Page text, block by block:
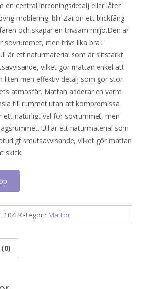
en central inredningsdetalj eller låter
möblering, blir Zairon ett blickfång
och skapar en trivsam miljö.Den är
sovrummet, men trivs lika bra i
är ett naturmaterial som är slitstarkt
vilket gör mattan enkel att
liten men effektiv detalj som gör stor
atmosfär. Mattan adderar en varm
till rummet utan att kompromissa
ett naturligt val för sovrummet, men
Ull är ett naturmaterial som
smutsavvisande, vilket gör mattan
skick.
104 Kategori: Mattor